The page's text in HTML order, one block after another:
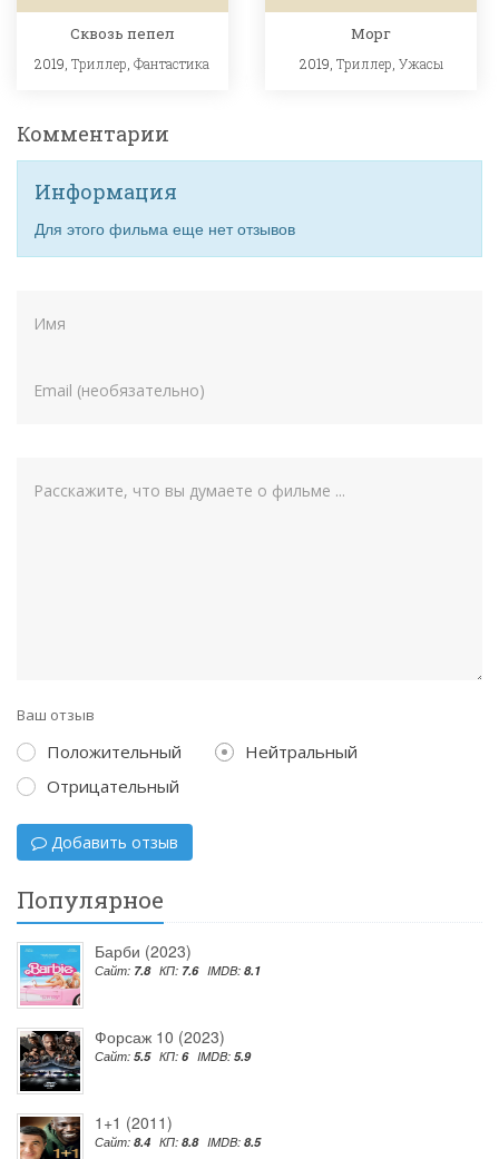
Сквозь пепел
2019,Триллер ,Фантастика
Морг
2019, Триллер Ужасы
Комментарии
Информация
Для этого фильма еще нет отзывов
Ваш отзыв
Положительный
Нейтральный
Отрицательный
Добавить отзыв
Популярное
Барби (2023)
Сайт: 7.8 КП: 7.6 IMDB: 8.1
Форсаж 10 (2023)
Сайт: 5.5 КП: 6 IMDB: 5.9
1+1 (2011)
Сайт: 8.4 КП: 8.8 IMDB: 8.5